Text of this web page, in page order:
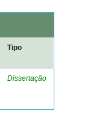
Tipo
Dissertação